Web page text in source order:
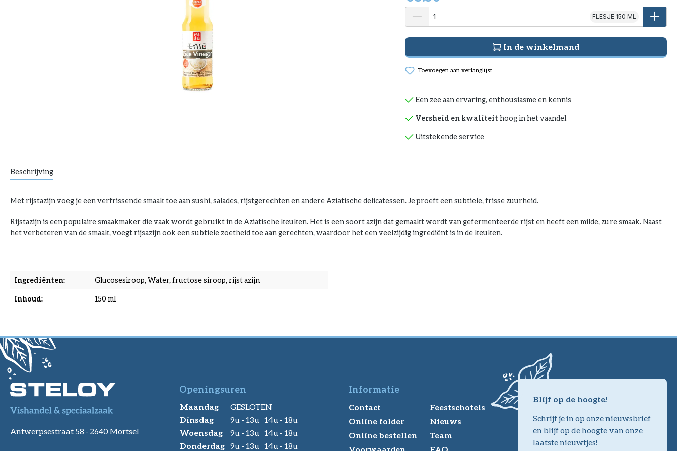
FLESJE 150 ML
In de winkelmand
Toevoegen aan verlanglijst
Een zee aan ervaring, enthousiasme en kennis
Versheid en kwaliteit hoog in het vaandel
Uitstekende service
Beschrijving
Met rijstazijn voeg je een verfrissende smaak toe aan sushi, salades, rijstgerechten en andere Aziatische delicatessen. Je proeft een subtiele, frisse zuurheid.
Rijstazijn is een populaire smaakmaker die vaak wordt gebruikt in de Aziatische keuken. Het is een soort azijn dat gemaakt wordt van gefermenteerde rijst en heeft een milde, zure smaak. Naast
het verbeteren van de smaak, voegt rijsazijn ook een subtiele zoetheid toe aan gerechten, waardoor het een veelzijdig ingrediënt is in de keuken.
Ingrediënten: Glucosesiroop, Water, fructose siroop, rijst azijn
Inhoud: 150 ml
Antwerpsestraat 58 - 2640 Mortsel
Openingsuren
Maandag
GESLOTEN
Dinsdag
9u - 13u 14u - 18u
Woensdag
9u - 13u 14u - 18u
Donderdag 9u - 13u 14u - 18u
Informatie
Contact
Online folder
Online bestellen
Feestschotels
Nieuws
Team
Blijf op de hoogte!
Schrijf je in op onze nieuwsbrief
en blijf op de hoogte van onze
laatste nieuwtjes!